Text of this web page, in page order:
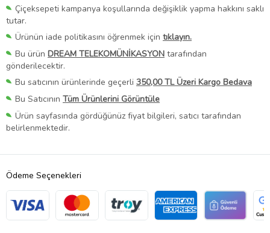
Çiçeksepeti kampanya koşullarında değişiklik yapma hakkını saklı
tutar.
Ürünün iade politikasını öğrenmek için tıklayın.
Bu ürün DREAM TELEKOMÜNİKASYON tarafından
gönderilecektir.
Bu satıcının ürünlerinde geçerli 350,00 TL Üzeri Kargo Bedava
Bu Satıcının Tüm Ürünlerini Görüntüle
Ürün sayfasında gördüğünüz fiyat bilgileri, satıcı tarafından
belirlenmektedir.
Ödeme Seçenekleri